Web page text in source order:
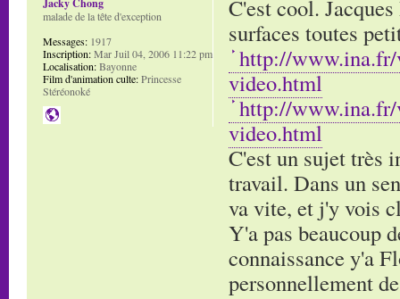
C'est cool.
surfaces toutes
http://www.ina.fr/
video.html
http://www.ina.fr/
video.html
C'est un sujet très
travail. Dans un
va vite, et j'y vois
Y'a pas beaucoup
connaissance y'a
personnellement
malade de la tête d'exception
Messages: 1917
Inscription:Mar Juil 04, 2006 11:22 pm
Localisation:Bayonne
Film d'animation culte:Princesse
Stéréonoké